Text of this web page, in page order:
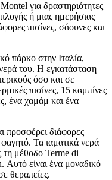
για δραστηριότητες
ή μιας ημερήσιας
πισίνες, σάουνες και
πάρκο στην Ιταλία,
του. Η εγκατάσταση
όσο και σε
πισίνες, 15 καμπίνες
ένα χαμάμ και ένα
προσφέρει διάφορες
φαγητό. Τα ιαματικά νερά
τη μέθοδο Terme di
είναι ένα μοναδικό
θεραπείες.